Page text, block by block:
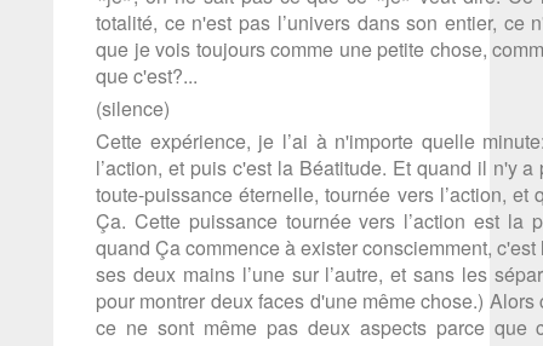
totalité, ce n'est pas l’univers dans son entier, ce
que je vois toujours comme une petite chose,
que c'est?...
(silence)
Cette expérience, je l’ai à n'importe quelle
l’action, et puis c'est la Béatitude. Et quand il n'y
toute-puissance éternelle, tournée vers l’action,
Ça. Cette puissance tournée vers l’action est la
quand Ça commence à exister consciemment,
ses deux mains l’une sur l’autre, et sans les
pour montrer deux faces d'une même chose.)
ce ne sont même pas deux aspects parce